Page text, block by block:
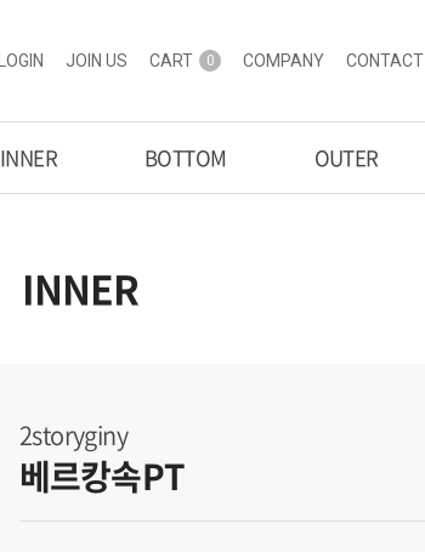
LOGIN JOIN US CART 0 COMPANY CONTACT
INNER BOTTOM OUTER
INNER
2storyginy
베르캉속PT